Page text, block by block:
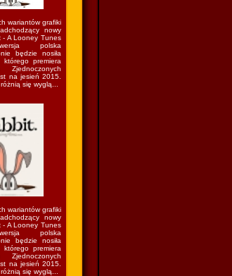
wariantów grafiki
nowy
- A Looney Tunes
polska
będzie nosiła
którego premiera
na jesień 2015.
się wyglą...
wariantów grafiki
nowy
- A Looney Tunes
polska
będzie nosiła
którego premiera
na jesień 2015.
się wyglą...